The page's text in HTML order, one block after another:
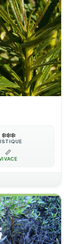
❄️❄️❄️
📏